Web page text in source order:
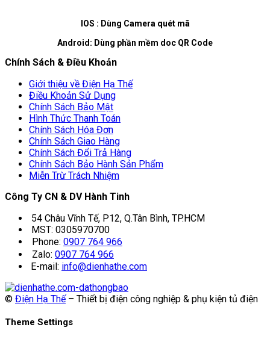
IOS : Dùng Camera quét mã
Android: Dùng phần mềm doc QR Code
Chính Sách & Điều Khoản
Giới thiệu về Điện Hạ Thế
Điều Khoản Sử Dụng
Chính Sách Bảo Mật
Hình Thức Thanh Toán
Chính Sách Hóa Đơn
Chính Sách Giao Hàng
Chính Sách Đổi Trả Hàng
Chính Sách Bảo Hành Sản Phẩm
Miễn Trừ Trách Nhiệm
Công Ty CN & DV Hành Tinh
54 Châu Vĩnh Tế, P12, Q.Tân Bình, TP.HCM
MST: 0305970700
Phone: 0907 764 966
Zalo: 0907 764 966
E-mail: info@dienhathe.com
© Điện Hạ Thế– Thiết bị điện công nghiệp & phụ kiện tủ điện
Theme Settings